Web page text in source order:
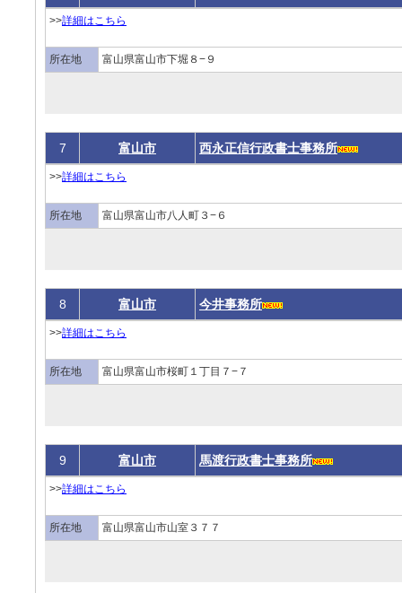
>>詳細はこちら
所在地 富山県富山市下堀８−９
7 富山市 西永正信行政書士事務所
>>詳細はこちら
所在地 富山県富山市八人町３−６
8 富山市 今井事務所
>>詳細はこちら
所在地 富山県富山市桜町１丁目７−７
9 富山市 馬渡行政書士事務所
>>詳細はこちら
所在地 富山県富山市山室３７７